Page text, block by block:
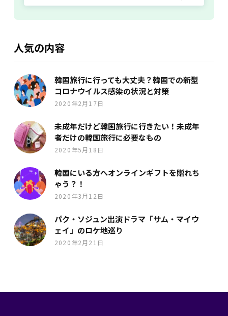
人気の内容
韓国旅行に行っても大丈夫？韓国での新型
コロナウイルス感染の状況と対策
2020年2月17日
未成年だけど韓国旅行に行きたい！未成年
者だけの韓国旅行に必要なもの
2020年5月18日
韓国にいる方へオンラインギフトを贈れち
ゃう？！
2020年3月12日
パク・ソジュン出演ドラマ「サム・マイウ
ェイ」のロケ地巡り
2020年2月21日